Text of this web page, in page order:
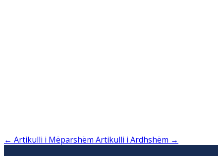
← Artikulli i Mëparshëm Artikulli i Ardhshëm →